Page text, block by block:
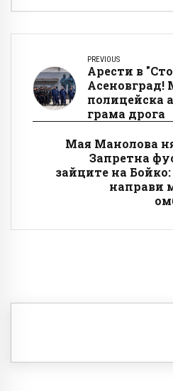
PREVIOUS
Арести в
полицейска
грама дрога
Мая Манолова
Запретна
зайците на
направи